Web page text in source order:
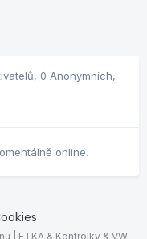
, 0 Anonymních,
online.
| ETKA & Kontrolky & VW